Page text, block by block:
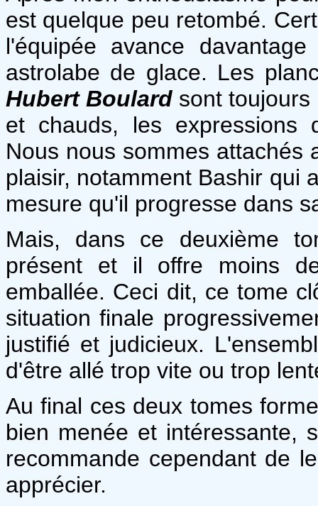
est quelque peu retombé.
l'équipée avance
astrolabe de glace. Les
Hubert Boulard sont
et chauds, les expressions
Nous nous sommes attachés
plaisir, notamment Bashir qui
mesure qu'il progresse dans
Mais, dans ce deuxième
présent et il offre moins
emballée. Ceci dit, ce tome
situation finale
justifié et judicieux.
d'être allé trop vite ou trop
Au final ces deux tomes
bien menée et intéressante,
recommande cependant de
apprécier.